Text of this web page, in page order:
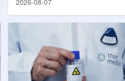
格罗夫斯同位素试验反应堆设施(图
片：格罗夫斯)格罗夫斯低功率试验
反应堆位于美国得克萨斯州洛克哈
特，是美国能源部反应堆试点计划下
首个在私人土地上实现临界的反应
堆。根据奥克洛介绍，该设施从未开
2026-08-07